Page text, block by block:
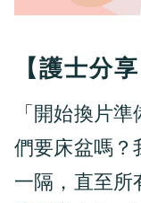
【護士分
「開始換片
們要床盆嗎？
一隔，直至所